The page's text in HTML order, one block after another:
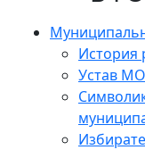
История
Устав МО